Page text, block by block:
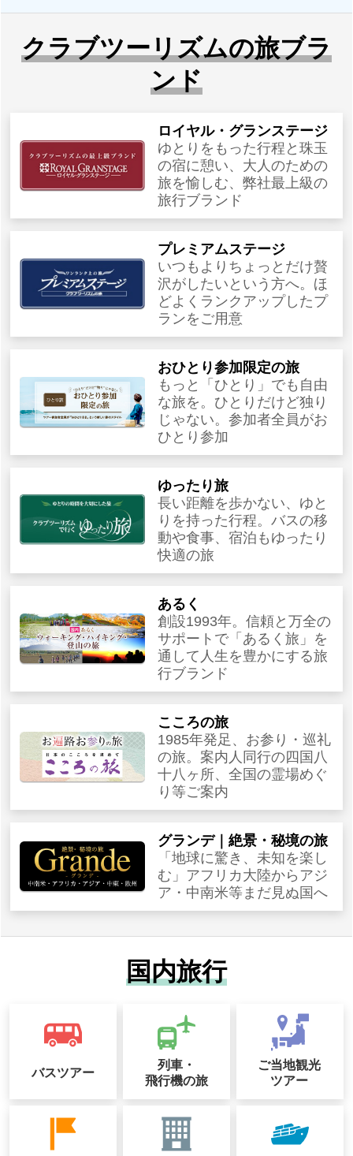
クラブツーリズムの旅ブラ
ンド
ロイヤル・グランステージ
ゆとりをもった行程と珠玉
の宿に憩い、大人のための
旅を愉しむ、弊社最上級の
旅行ブランド
プレミアムステージ
いつもよりちょっとだけ贅
沢がしたいという方へ。ほ
どよくランクアップしたプ
ランをご用意
おひとり参加限定の旅
もっと「ひとり」でも自由
な旅を。ひとりだけど独り
じゃない。参加者全員がお
ひとり参加
ゆったり旅
長い距離を歩かない、ゆと
りを持った行程。バスの移
動や食事、宿泊もゆったり
快適の旅
あるく
創設1993年。信頼と万全の
サポートで「あるく旅」を
通して人生を豊かにする旅
行ブランド
こころの旅
1985年発足、お参り・巡礼
の旅。案内人同行の四国八
十八ヶ所、全国の霊場めぐ
り等ご案内
グランデ｜絶景・秘境の旅
「地球に驚き、未知を楽し
む」アフリカ大陸からアジ
ア・中南米等まだ見ぬ国へ
国内旅行
バスツアー
列車・
飛行機の旅
ご当地観光
ツアー